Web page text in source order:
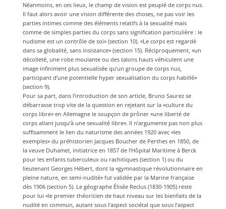
Néanmoins, en ces lieux, le champ de vision est peuplé de corps nus.
Il faut alors avoir une vision différente des choses, ne pas voir les
parties intimes comme des éléments relatifs à la sexualité mais
comme de simples parties du corps sans signification particulière : le
nudisme est un contrôle de soi» (section 10). «Le corps est regardé
dans sa globalité, sans insistance» (section 15). Réciproquement, «un
décolleté, une robe moulante ou des talons hauts véhiculent une
image infiniment plus sexualisée qu’un groupe de corps nus,
participant d’une potentielle hyper sexualisation du corps habillé»
(section 9).
Pour sa part, dans l’introduction de son article, Bruno Saurez se
débarrasse trop vite de la question en rejetant sur la «culture du
corps libre» en Allemagne le soupçon de prôner «une liberté de
corps allant jusqu’à une sexualité libre». Il n’argumente pas non plus
suffisamment le lien du naturisme des années 1920 avec «les
exemples» du préhistorien Jacques Boucher de Perthes en 1850, de
la veuve Duhamel, initiatrice en 1857 de l’Hôpital Maritime à Berck
pour les enfants tuberculeux ou rachitiques (section 1) ou du
lieutenant Georges Hébert, dont la «gymnastique révolutionnaire en
pleine nature, en semi-nudité» fut validée par la Marine française
dès 1906 (section 5). Le géographe Élisée Reclus (1830-1905) reste
pour lui «le premier théoricien de haut niveau sur les bienfaits de la
nudité en commun, autant sous l’aspect sociétal que sous l’aspect